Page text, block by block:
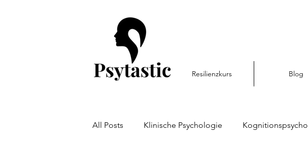
Resilienzkurs Blog
All Posts Klinische Psychologie